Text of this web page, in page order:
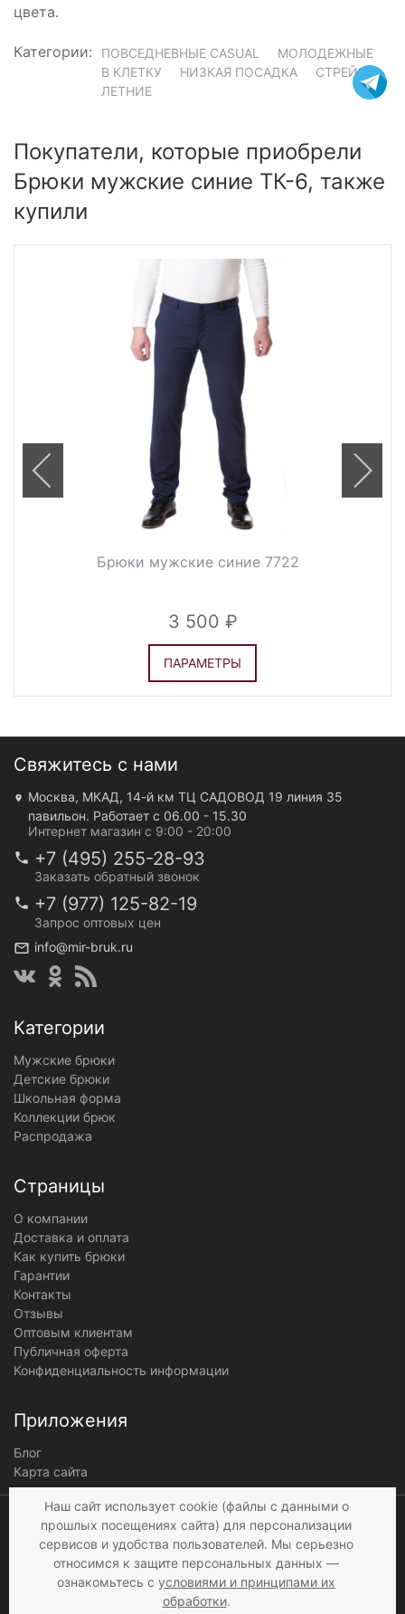
цвета.
Категории: ПОВСЕДНЕВНЫЕ CASUAL
МОЛОДЕЖНЫЕ
В КЛЕТКУ
НИЗКАЯ ПОСАДКА
СТРЕЙЧ
ЛЕТНИЕ
Покупатели, которые приобрели
Брюки мужские синие ТК-6, также
купили
Брюки мужские синие 7722
3 500
ПАРАМЕТРЫ
Свяжитесь с нами
Москва, МКАД, 14-й км ТЦ САДОВОД 19 линия 35
павильон. Работает с 06.00 - 15.30
Интернет магазин с 9:00 - 20:00
+7 (495) 255-28-93
Заказать обратный звонок
+7 (977) 125-82-19
Запрос оптовых цен
info@mir-bruk.ru
Категории
Мужские брюки
Детские брюки
Школьная форма
Коллекции брюк
Распродажа
Страницы
О компании
Доставка и оплата
Как купить брюки
Гарантии
Контакты
Отзывы
Оптовым клиентам
Публичная оферта
Конфиденциальность информации
Приложения
Блог
Карта сайта
© 1997 - 2026 «Мир брюк»
Мы получаем и
обрабатываем
персональные данные
посетителей нашего сайта в
соответствии сусловиями
а также c
Наш сайт использует cookie (файлы с данными о
прошлых посещениях сайта) для персонализации
сервисов и удобства пользователей. Мы серьезно
относимся к защите персональных данных —
ознакомьтесь с условиями и принципами их
обработки.